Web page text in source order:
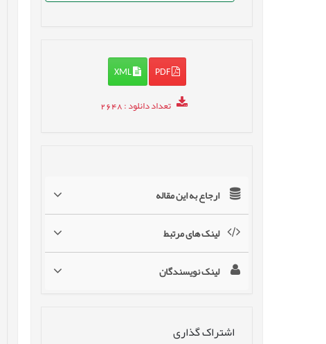
PDF
XML
تعداد دانلود: 2648
ارجاع به این مقاله
لینک های مرتبط
لینک نویسندگان
اشتراک گذاری